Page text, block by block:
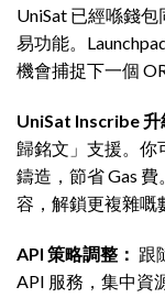
UniSat 已經喺錢
易功能。
機會捕捉下一個
UniSat Inscribe 升
歸銘文」支援。你
鑄造，節省 Gas
容，解鎖更複雜嘅
API 策略調整： 跟
API 服務，集中資